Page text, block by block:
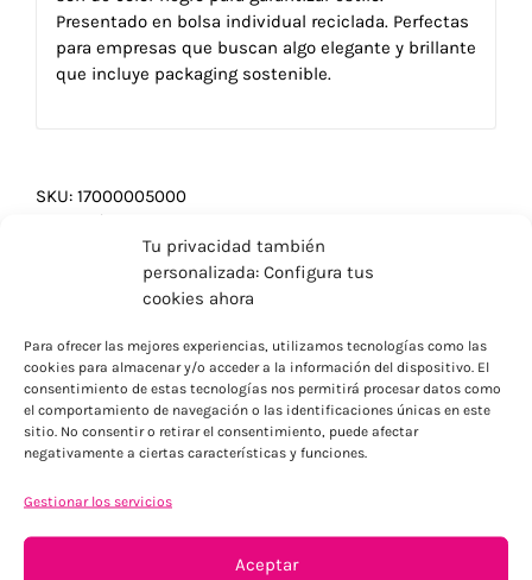
Tu privacidad también
personalizada: Configura tus
cookies ahora
Para ofrecer las mejores experiencias, utilizamos tecnologías como las
cookies para almacenar y/o acceder a la información del dispositivo. El
consentimiento de estas tecnologías nos permitirá procesar datos como
el comportamiento de navegación o las identificaciones únicas en este
sitio. No consentir o retirar el consentimiento, puede afectar
negativamente a ciertas características y funciones.
Gestionar los servicios
Aceptar
Presentado en bolsa individual reciclada. Perfectas
para empresas que buscan algo elegante y brillante
que incluye packaging sostenible.
SKU: 17000005000
ENVÍOS ECONÓMICOS